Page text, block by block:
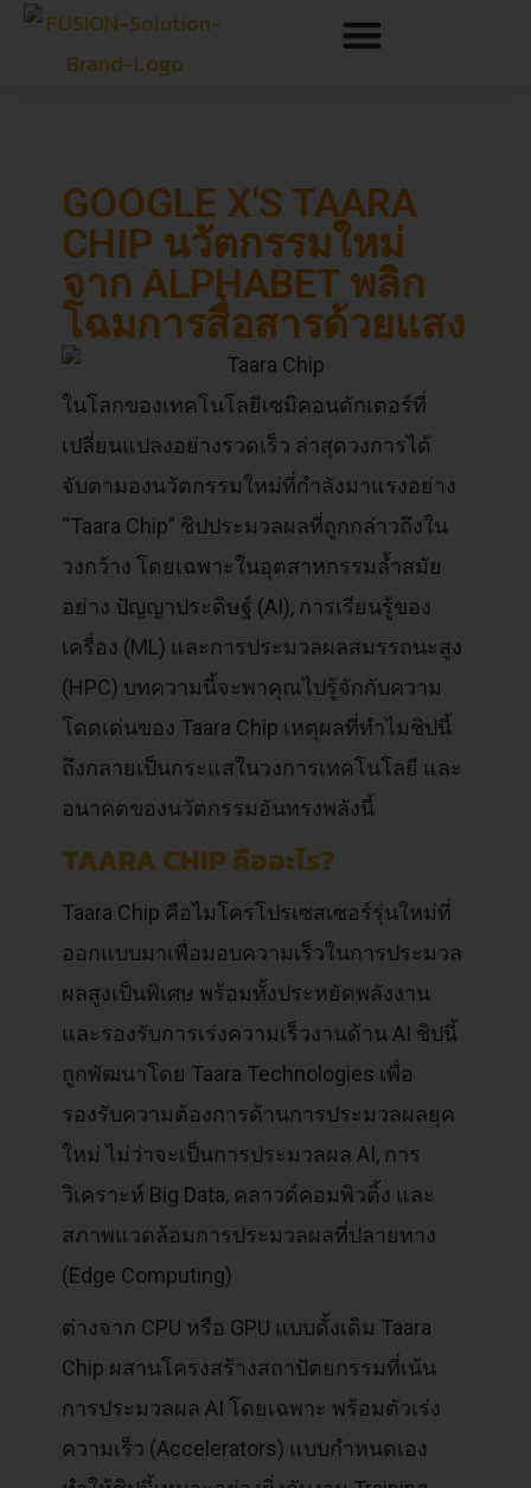
GOOGLE X'S TAARA
CHIP นวัตกรรมใหม่
จาก ALPHABET พลิก
โฉมการสื่อสารด้วยแสง
ในโลกของเทคโนโลยีเซมิคอนดักเตอร์ที่
เปลี่ยนแปลงอย่างรวดเร็ว ล่าสุดวงการได้
จับตามองนวัตกรรมใหม่ที่กำลังมาแรงอย่าง
“Taara Chip” ชิปประมวลผลที่ถูกกล่าวถึงใน
วงกว้าง โดยเฉพาะในอุตสาหกรรมล้ำสมัย
อย่าง ปัญญาประดิษฐ์ (AI), การเรียนรู้ของ
เครื่อง (ML) และการประมวลผลสมรรถนะสูง
(HPC) บทความนี้จะพาคุณไปรู้จักกับความ
โดดเด่นของ Taara Chip เหตุผลที่ทำไมชิปนี้
ถึงกลายเป็นกระแสในวงการเทคโนโลยี และ
อนาคตของนวัตกรรมอันทรงพลังนี้
TAARA CHIP คืออะไร?
Taara Chip คือไมโครโปรเซสเซอร์รุ่นใหม่ที่
ออกแบบมาเพื่อมอบความเร็วในการประมวล
ผลสูงเป็นพิเศษ พร้อมทั้งประหยัดพลังงาน
และรองรับการเร่งความเร็วงานด้าน AI ชิปนี้
ถูกพัฒนาโดย Taara Technologies เพื่อ
รองรับความต้องการด้านการประมวลผลยุค
ใหม่ ไม่ว่าจะเป็นการประมวลผล AI, การ
วิเคราะห์ Big Data, คลาวด์คอมพิวติ้ง และ
สภาพแวดล้อมการประมวลผลที่ปลายทาง
(Edge Computing)
ต่างจาก CPU หรือ GPU แบบดั้งเดิม Taara
Chip ผสานโครงสร้างสถาปัตยกรรมที่เน้น
การประมวลผล AI โดยเฉพาะ พร้อมตัวเร่ง
ความเร็ว (Accelerators) แบบกำหนดเอง